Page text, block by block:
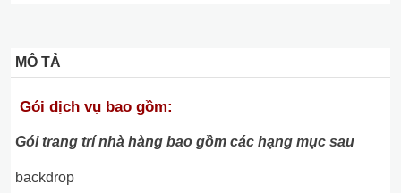
MÔ TẢ
Gói dịch vụ bao gồm:
Gói trang trí nhà hàng bao gồm các hạng mục sau
backdrop